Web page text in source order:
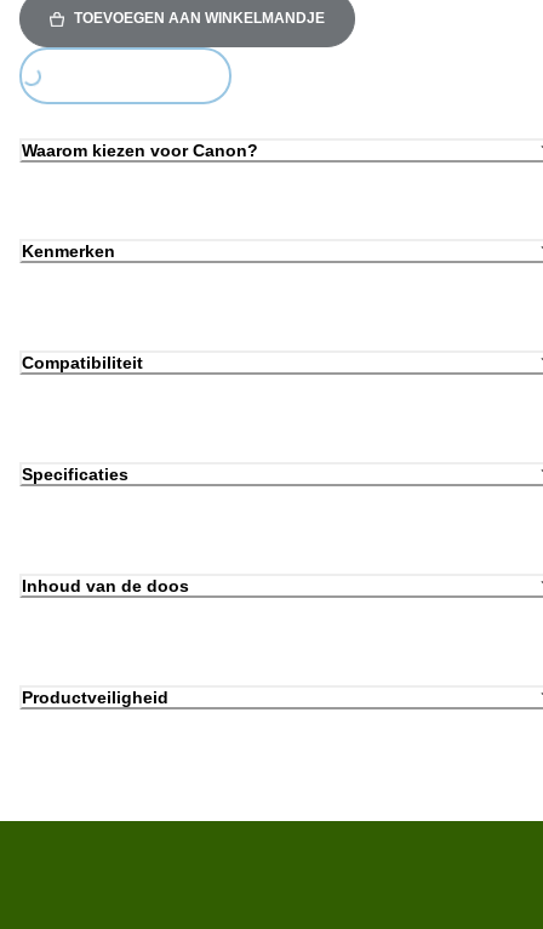
TOEVOEGEN AAN WINKELMANDJE
Waarom kiezen voor Canon?
Kenmerken
Compatibiliteit
Specificaties
Inhoud van de doos
Productveiligheid